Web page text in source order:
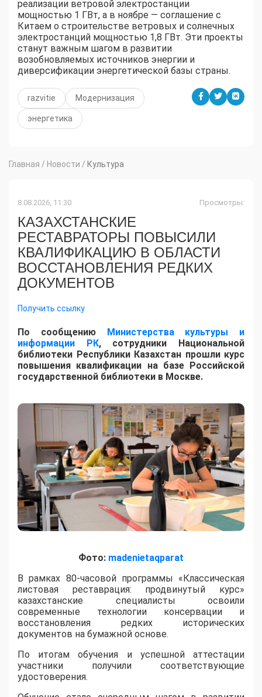
реализации ветровой электростанции
мощностью 1 ГВт, а в ноябре — соглашение с
Китаем о строительстве ветровых и солнечных
электростанций мощностью 1,8 ГВт. Эти проекты
станут важным шагом в развитии
возобновляемых источников энергии и
диверсификации энергетической базы страны.
razvitie Модернизация
энергетика
Главная / Новости / Культура
8.08.2026, 11:30 Просмотры:
КАЗАХСТАНСКИЕ
РЕСТАВРАТОРЫ ПОВЫСИЛИ
КВАЛИФИКАЦИЮ В ОБЛАСТИ
ВОССТАНОВЛЕНИЯ РЕДКИХ
ДОКУМЕНТОВ
Получить ссылку
​По сообщению Министерства культуры и
информации РК, сотрудники Национальной
библиотеки Республики Казахстан прошли курс
повышения квалификации на базе Российской
государственной библиотеки в Москве.
Фото: madenietaqparat
​В рамках 80-часовой программы «Классическая
листовая реставрация: продвинутый курс»
казахстанские специалисты освоили
современные технологии консервации и
восстановления редких исторических
документов на бумажной основе.
По итогам обучения и успешной аттестации
участники получили соответствующие
удостоверения.